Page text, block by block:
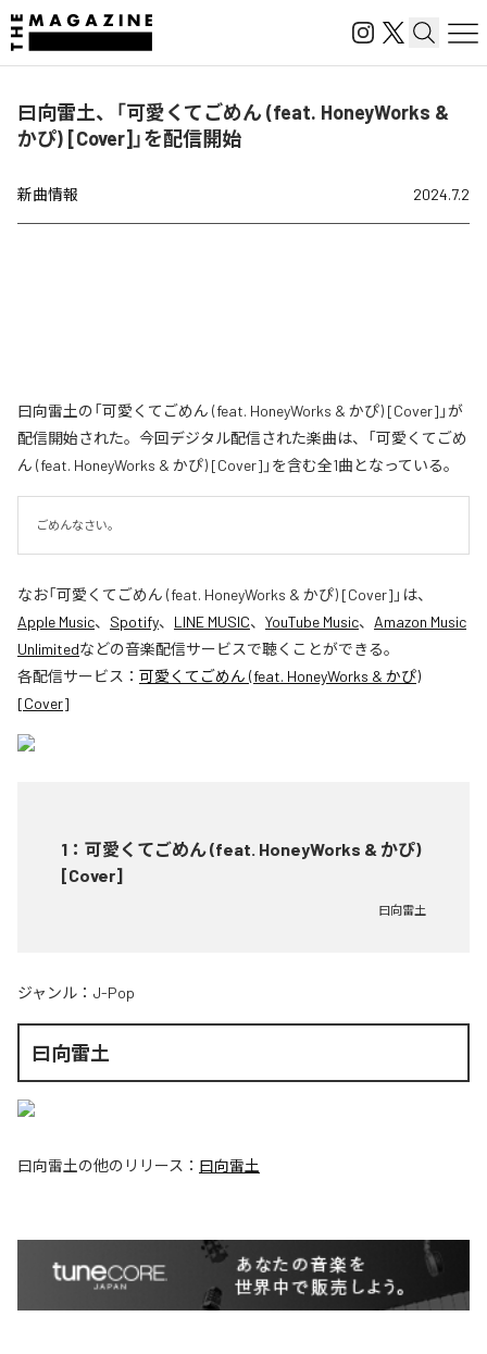
曰向雷土、「可愛くてごめん (feat. HoneyWorks &
かぴ) [Cover]」を配信開始
新曲情報 2024.7.2
曰向雷土の「可愛くてごめん (feat. HoneyWorks & かぴ) [Cover]」が
配信開始された。今回デジタル配信された楽曲は、「可愛くてごめ
ん (feat. HoneyWorks & かぴ) [Cover]」を含む全1曲となっている。
ごめんなさい。
なお「可愛くてごめん (feat. HoneyWorks & かぴ) [Cover] 」は、
Apple Music、 Spotify、 LINE MUSIC、 YouTube Music、 Amazon Music
Unlimitedなどの音楽配信サービスで聴くことができる。
各配信サービス： 可愛くてごめん (feat. HoneyWorks & かぴ)
[Cover]
1 ： 可愛くてごめん (feat. HoneyWorks & かぴ)
[Cover]
曰向雷土
ジャンル： J-Pop
曰向雷土
曰向雷土の他のリリース： 曰向雷土